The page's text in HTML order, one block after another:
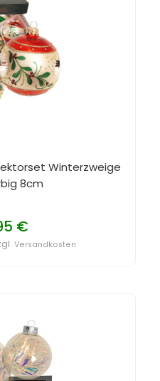
Winterzweige
8cm
€
Versandkosten